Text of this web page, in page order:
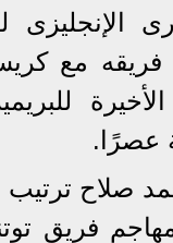
الإنجليزى
فريقه مع
عصرًا.
صلاح ترتيب
فريق